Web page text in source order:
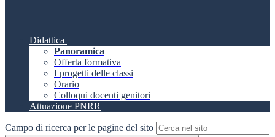
Didattica
Panoramica
Offerta formativa
I progetti delle classi
Orario
Colloqui docenti genitori
Attuazione PNRR
Campo di ricerca per le pagine del sito